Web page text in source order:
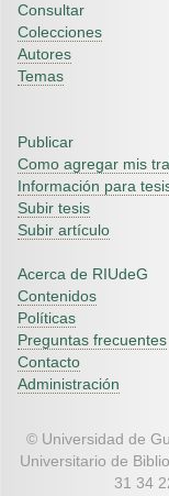
Consultar
Colecciones
Autores
Temas
Publicar
Como agregar mis
Información para
Subir tesis
Subir artículo
Acerca de RIUdeG
Contenidos
Políticas
Preguntas frecuentes
Contacto
Administración
© Universidad de
Universitario de
31 34